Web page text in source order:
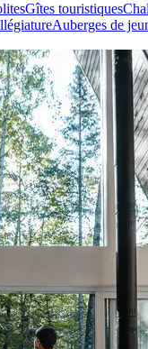
Gîtes touristiques
Auberges de